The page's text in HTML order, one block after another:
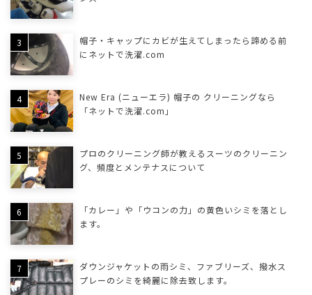
帽子・キャップにカビが生えてしまったら諦める前
にネットで洗濯.com
New Era (ニューエラ) 帽子の クリーニングなら
「ネットで洗濯.com」
プロのクリーニング師が教えるスーツのクリーニン
グ、頻度とメンテナスについて
「カレー」や「ウコンの力」の黄色いシミを落とし
ます。
ダウンジャケットの雨シミ、ファブリーズ、撥水ス
プレーのシミを綺麗に除去致します。